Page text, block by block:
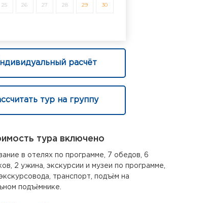
25 26 27 28 29 30
расчёт
тур на группу
тура включено
в отелях по программе, 7 обедов, 6
2 ужина, экскурсии и музеи по программе,
транспорт, подъѐм на
подъѐмнике.